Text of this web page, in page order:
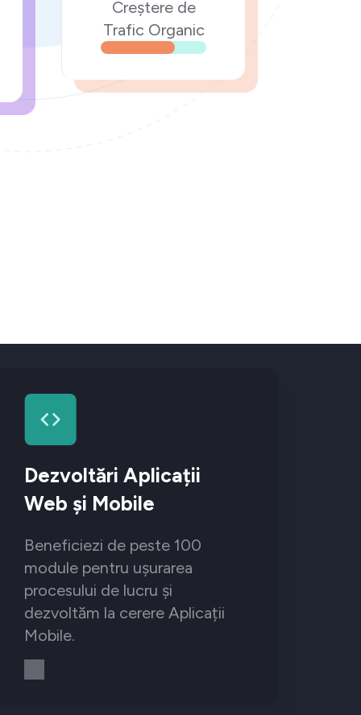
Creștere de
Trafic Organic
Dezvoltări Aplicații
Web și Mobile
Beneficiezi de peste 100
module pentru ușurarea
procesului de lucru și
dezvoltăm la cerere Aplicații
Mobile.